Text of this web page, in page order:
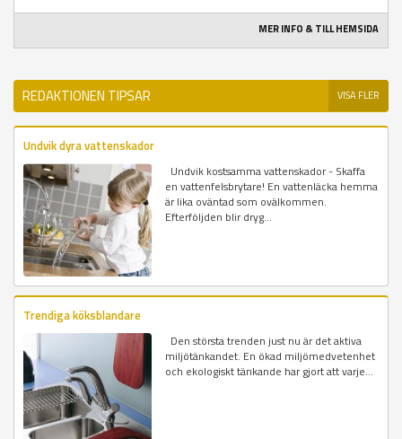
MER INFO & TILL HEMSIDA
REDAKTIONEN TIPSAR VISA FLER
Undvik dyra vattenskador
Undvik kostsamma vattenskador - Skaffa
en vattenfelsbrytare! En vattenläcka hemma
är lika oväntad som ovälkommen.
Efterföljden blir dryg...
Trendiga köksblandare
Den största trenden just nu är det aktiva
miljötänkandet. En ökad miljömedvetenhet
och ekologiskt tänkande har gjort att varje...